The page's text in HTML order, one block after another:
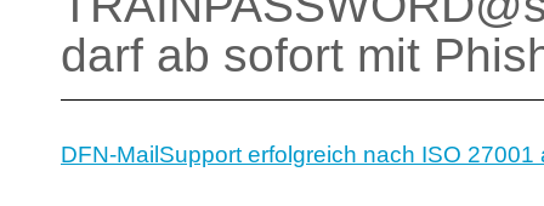
darf ab sofort mit
DFN-MailSupport erfolgreich nach ISO